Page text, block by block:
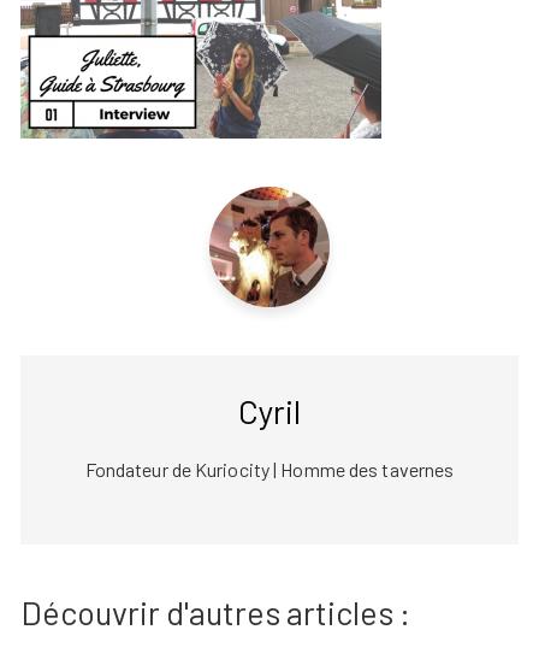
Cyril
Fondateur de Kuriocity | Homme des tavernes
Découvrir d'autres articles :